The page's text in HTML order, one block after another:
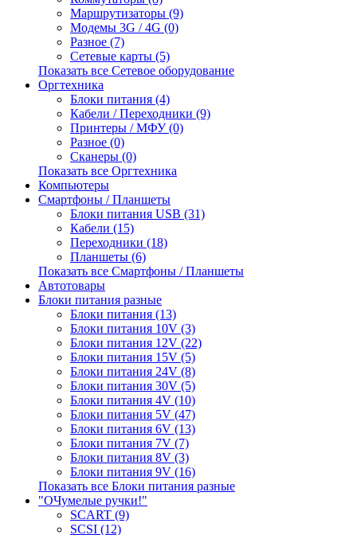
Маршрутизаторы (9)
Модемы 3G / 4G (0)
Разное (7)
Сетевые карты (5)
Показать все Сетевое оборудование
Оргтехника
Блоки питания (4)
Кабели / Переходники (9)
Принтеры / МФУ (0)
Разное (0)
Сканеры (0)
Показать все Оргтехника
Компьютеры
Смартфоны / Планшеты
Блоки питания USB (31)
Кабели (15)
Переходники (18)
Планшеты (6)
Показать все Смартфоны / Планшеты
Автотовары
Блоки питания разные
Блоки питания (13)
Блоки питания 10V (3)
Блоки питания 12V (22)
Блоки питания 15V (5)
Блоки питания 24V (8)
Блоки питания 30V (5)
Блоки питания 4V (10)
Блоки питания 5V (47)
Блоки питания 6V (13)
Блоки питания 7V (7)
Блоки питания 8V (3)
Блоки питания 9V (16)
Показать все Блоки питания разные
"ОЧумелые ручки!"
SCART (9)
SCSI (12)